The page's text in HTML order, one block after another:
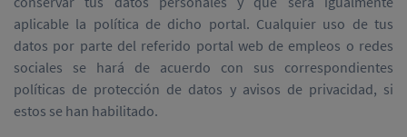
aplicable la política de dicho portal. Cualquier uso de tus
datos por parte del referido portal web de empleos o redes
sociales se hará de acuerdo con sus correspondientes
políticas de protección de datos y avisos de privacidad, si
estos se han habilitado.